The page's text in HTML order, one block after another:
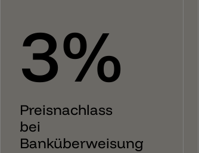
3%
Preisnachlass
bei
Banküberweisung